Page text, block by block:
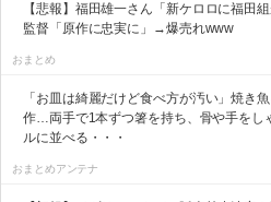
【悲報】福田雄一さん「新ケロロに福田
監督「原作に忠実に」→爆売れwww
おまとめ
「お皿は綺麗だけど食べ方が汚い」焼き
作…両手で1本ずつ箸を持ち、骨や手をし
ルに並べる・・・
おまとめアンテナ